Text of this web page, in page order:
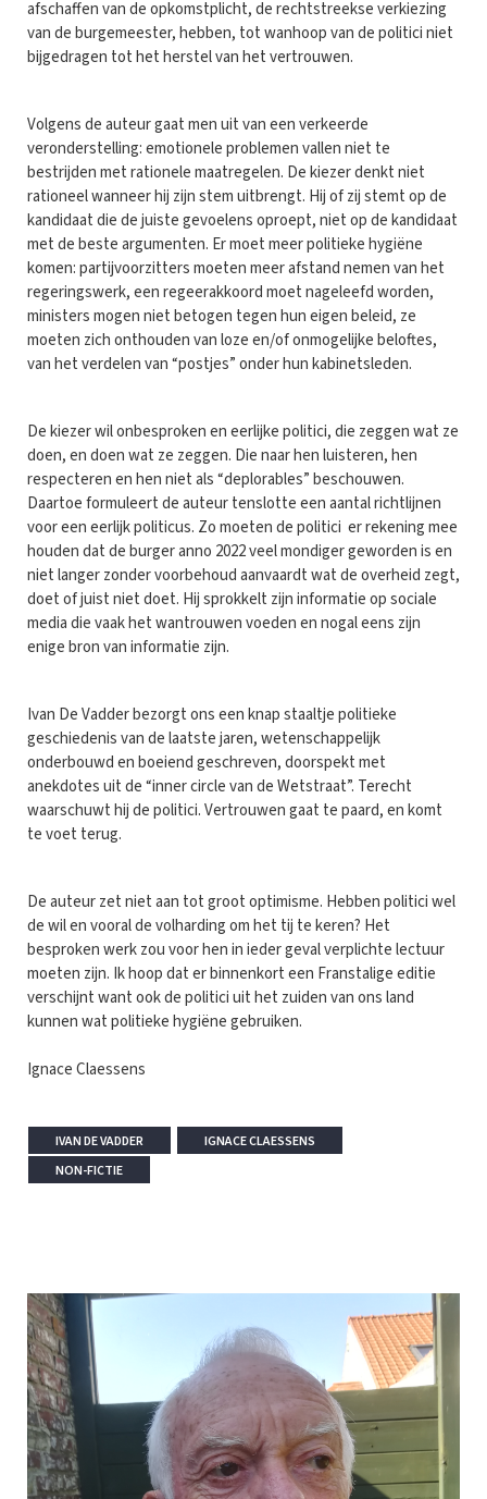
afschaffen van de opkomstplicht, de rechtstreekse verkiezing
van de burgemeester, hebben, tot wanhoop van de politici niet
bijgedragen tot het herstel van het vertrouwen.
Volgens de auteur gaat men uit van een verkeerde
veronderstelling: emotionele problemen vallen niet te
bestrijden met rationele maatregelen. De kiezer denkt niet
rationeel wanneer hij zijn stem uitbrengt. Hij of zij stemt op de
kandidaat die de juiste gevoelens oproept, niet op de kandidaat
met de beste argumenten. Er moet meer politieke hygiëne
komen: partijvoorzitters moeten meer afstand nemen van het
regeringswerk, een regeerakkoord moet nageleefd worden,
ministers mogen niet betogen tegen hun eigen beleid, ze
moeten zich onthouden van loze en/of onmogelijke beloftes,
van het verdelen van “postjes” onder hun kabinetsleden.
De kiezer wil onbesproken en eerlijke politici, die zeggen wat ze
doen, en doen wat ze zeggen. Die naar hen luisteren, hen
respecteren en hen niet als “deplorables” beschouwen.
Daartoe formuleert de auteur tenslotte een aantal richtlijnen
voor een eerlijk politicus. Zo moeten de politici er rekening mee
houden dat de burger anno 2022 veel mondiger geworden is en
niet langer zonder voorbehoud aanvaardt wat de overheid zegt,
doet of juist niet doet. Hij sprokkelt zijn informatie op sociale
media die vaak het wantrouwen voeden en nogal eens zijn
enige bron van informatie zijn.
Ivan De Vadder bezorgt ons een knap staaltje politieke
geschiedenis van de laatste jaren, wetenschappelijk
onderbouwd en boeiend geschreven, doorspekt met
anekdotes uit de “inner circle van de Wetstraat”. Terecht
waarschuwt hij de politici. Vertrouwen gaat te paard, en komt
te voet terug.
De auteur zet niet aan tot groot optimisme. Hebben politici wel
de wil en vooral de volharding om het tij te keren? Het
besproken werk zou voor hen in ieder geval verplichte lectuur
moeten zijn. Ik hoop dat er binnenkort een Franstalige editie
verschijnt want ook de politici uit het zuiden van ons land
kunnen wat politieke hygiëne gebruiken.
Ignace Claessens
IVAN DE VADDER
IGNACE CLAESSENS
NON-FICTIE